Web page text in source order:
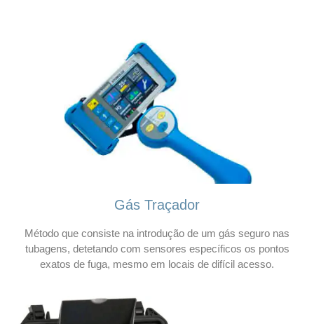
Gás Traçador
Método que consiste na introdução de um gás seguro nas
tubagens, detetando com sensores específicos os pontos
exatos de fuga, mesmo em locais de difícil acesso.